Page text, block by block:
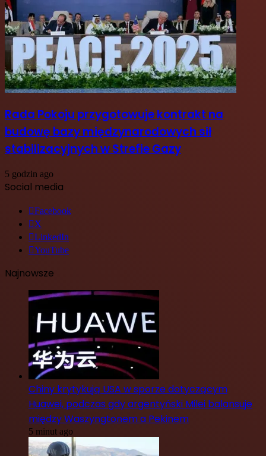
Rada Pokoju przygotowuje kontrakt na
budowę bazy międzynarodowych sił
stabilizacyjnych w Strefie Gazy
5 godzin ago
Social media
Facebook
X
LinkedIn
YouTube
Najnowsze
Chiny krytykują USA w sporze dotyczącym
Huawei, podczas gdy argentyński Milei balansuje
między Waszyngtonem a Pekinem
5 minut ago